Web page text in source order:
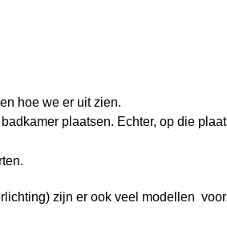
hoe we er uit zien.
plaatsen. Echter, op die
zijn er ook veel modellen